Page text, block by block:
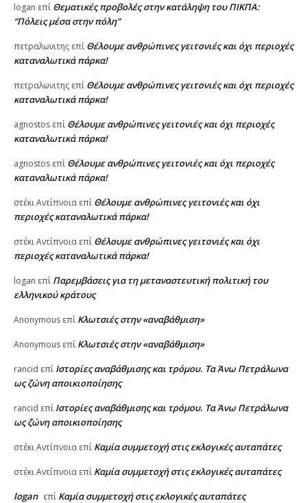
logan επί Θεματικές προβολές στην κατάληψη του ΠΙΚΠΑ:
“Πόλεις μέσα στην πόλη”
πετραλωνιτης επί Θέλουμε ανθρώπινες γειτονιές και όχι περιοχές
καταναλωτικά πάρκα!
πετραλωνιτης επί Θέλουμε ανθρώπινες γειτονιές και όχι περιοχές
καταναλωτικά πάρκα!
agnostos επί Θέλουμε ανθρώπινες γειτονιές και όχι περιοχές
καταναλωτικά πάρκα!
agnostos επί Θέλουμε ανθρώπινες γειτονιές και όχι περιοχές
καταναλωτικά πάρκα!
στέκι Αντίπνοια επί Θέλουμε ανθρώπινες γειτονιές και όχι
περιοχές καταναλωτικά πάρκα!
στέκι Αντίπνοια επί Θέλουμε ανθρώπινες γειτονιές και όχι
περιοχές καταναλωτικά πάρκα!
logan επί Παρεμβάσεις για τη μεταναστευτική πολιτική του
ελληνικού κράτους
Anonymous επί Κλωτσιές στην «αναβάθμιση»
Anonymous επί Κλωτσιές στην «αναβάθμιση»
rancid επί Ιστορίες αναβάθμισης και τρόμου. Τα Άνω Πετράλωνα
ως ζώνη αποικιοποίησης
rancid επί Ιστορίες αναβάθμισης και τρόμου. Τα Άνω Πετράλωνα
ως ζώνη αποικιοποίησης
στέκι Αντίπνοια επί Καμία συμμετοχή στις εκλογικές αυταπάτες
στέκι Αντίπνοια επί Καμία συμμετοχή στις εκλογικές αυταπάτες
logan επί Καμία συμμετοχή στις εκλογικές αυταπάτες